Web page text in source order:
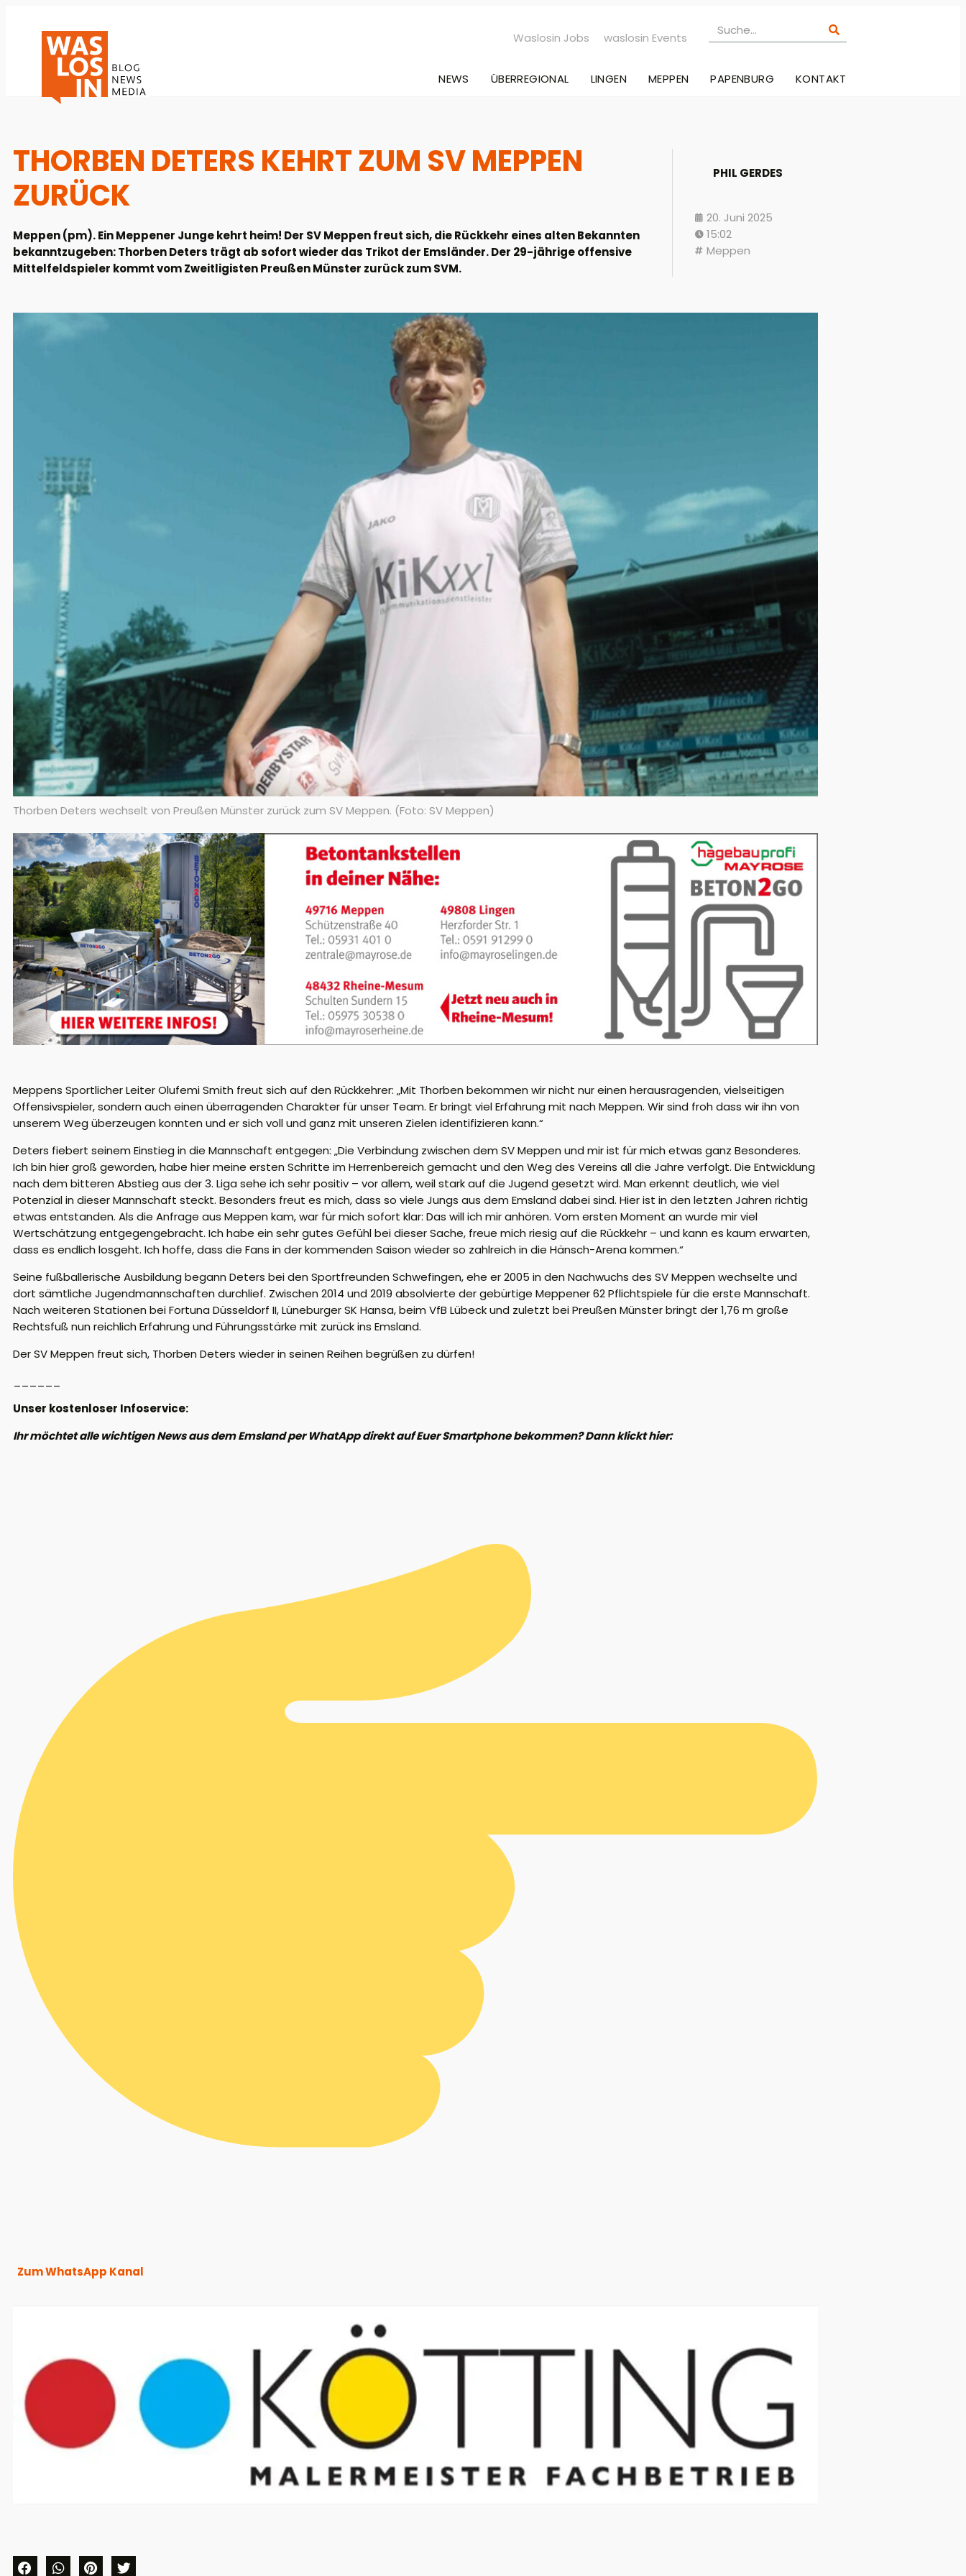
Waslosin Jobs waslosin Events
NEWS ÜBERREGIONAL LINGEN MEPPEN PAPENBURG KONTAKT
THORBEN DETERS KEHRT ZUM SV MEPPEN
ZURÜCK
Meppen (pm). Ein Meppener Junge kehrt heim! Der SV Meppen freut sich, die Rückkehr eines alten Bekannten
bekanntzugeben: Thorben Deters trägt ab sofort wieder das Trikot der Emsländer. Der 29-jährige offensive
Mittelfeldspieler kommt vom Zweitligisten Preußen Münster zurück zum SVM.
PHIL GERDES
20. Juni 2025
15:02
Meppen
Thorben Deters wechselt von Preußen Münster zurück zum SV Meppen. (Foto: SV Meppen)
Meppens Sportlicher Leiter Olufemi Smith freut sich auf den Rückkehrer: „Mit Thorben bekommen wir nicht nur einen herausragenden, vielseitigen
Offensivspieler, sondern auch einen überragenden Charakter für unser Team. Er bringt viel Erfahrung mit nach Meppen. Wir sind froh dass wir ihn von
unserem Weg überzeugen konnten und er sich voll und ganz mit unseren Zielen identifizieren kann.“
Deters fiebert seinem Einstieg in die Mannschaft entgegen: „Die Verbindung zwischen dem SV Meppen und mir ist für mich etwas ganz Besonderes.
Ich bin hier groß geworden, habe hier meine ersten Schritte im Herrenbereich gemacht und den Weg des Vereins all die Jahre verfolgt. Die Entwicklung
nach dem bitteren Abstieg aus der 3. Liga sehe ich sehr positiv – vor allem, weil stark auf die Jugend gesetzt wird. Man erkennt deutlich, wie viel
Potenzial in dieser Mannschaft steckt. Besonders freut es mich, dass so viele Jungs aus dem Emsland dabei sind. Hier ist in den letzten Jahren richtig
etwas entstanden. Als die Anfrage aus Meppen kam, war für mich sofort klar: Das will ich mir anhören. Vom ersten Moment an wurde mir viel
Wertschätzung entgegengebracht. Ich habe ein sehr gutes Gefühl bei dieser Sache, freue mich riesig auf die Rückkehr – und kann es kaum erwarten,
dass es endlich losgeht. Ich hoffe, dass die Fans in der kommenden Saison wieder so zahlreich in die Hänsch-Arena kommen.“
Seine fußballerische Ausbildung begann Deters bei den Sportfreunden Schwefingen, ehe er 2005 in den Nachwuchs des SV Meppen wechselte und
dort sämtliche Jugendmannschaften durchlief. Zwischen 2014 und 2019 absolvierte der gebürtige Meppener 62 Pflichtspiele für die erste Mannschaft.
Nach weiteren Stationen bei Fortuna Düsseldorf II, Lüneburger SK Hansa, beim VfB Lübeck und zuletzt bei Preußen Münster bringt der 1,76 m große
Rechtsfuß nun reichlich Erfahrung und Führungsstärke mit zurück ins Emsland.
Der SV Meppen freut sich, Thorben Deters wieder in seinen Reihen begrüßen zu dürfen!
Unser kostenloser Infoservice:
Ihr möchtet alle wichtigen News aus dem Emsland per WhatApp direkt auf Euer Smartphone bekommen? Dann klickt hier:
Zum WhatsApp Kanal